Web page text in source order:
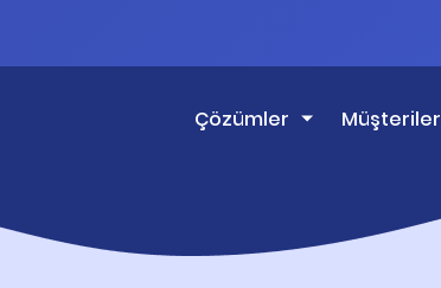
Çözümler Müşteriler